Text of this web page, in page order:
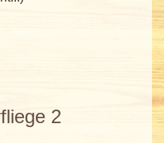
2